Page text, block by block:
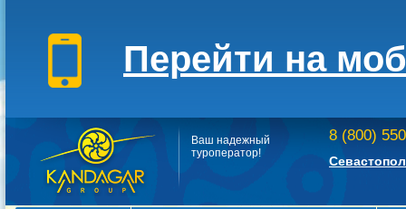
Перейти на
Ваш надежный
туроператор!
8 (800)